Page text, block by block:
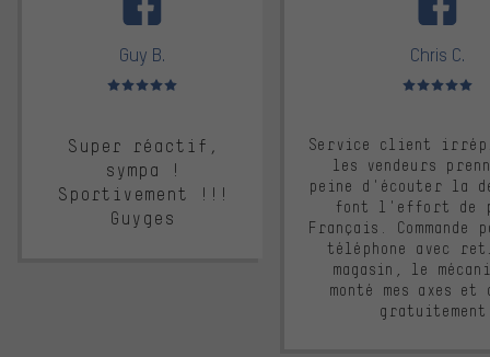
Guy B.
Note moyenne : 5 sur 5
Super réactif,
sympa !
Sportivement !!!
Guyges
Chris C.
Note moyenne :
Service client
les vendeurs
peine d'écouter la
font l'effort de
Français. Commande
téléphone avec
magasin, le
monté mes axes et